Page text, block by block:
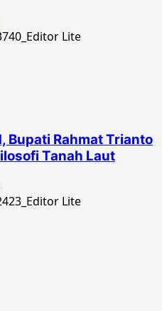
Bupati Rahmat Trianto
Tanah Laut